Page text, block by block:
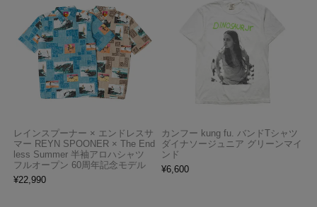
レインスプーナー × エンドレスサ
マー REYN SPOONER × The End
less Summer 半袖アロハシャツ
フルオープン 60周年記念モデル
¥22,990
カンフー kung fu. バンドTシャツ
ダイナソージュニア グリーンマイ
ンド
¥6,600